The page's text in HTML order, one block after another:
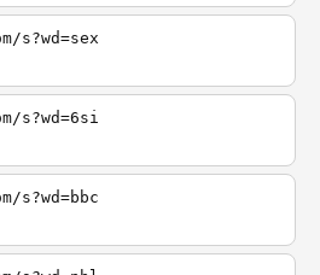
s?wd=sex
s?wd=6si
s?wd=bbc